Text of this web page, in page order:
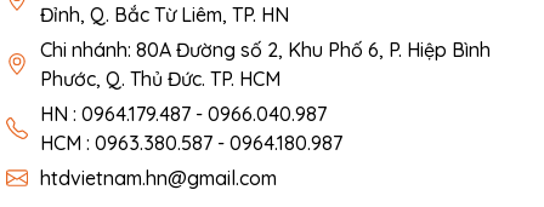
Đỉnh, Q. Bắc Từ Liêm, TP. HN
Chi nhánh: 80A Đường số 2, Khu Phố 6, P. Hiệp Bình
Phước, Q. Thủ Đức. TP. HCM
HN : 0964.179.487 - 0966.040.987
HCM : 0963.380.587 - 0964.180.987
htdvietnam.hn@gmail.com